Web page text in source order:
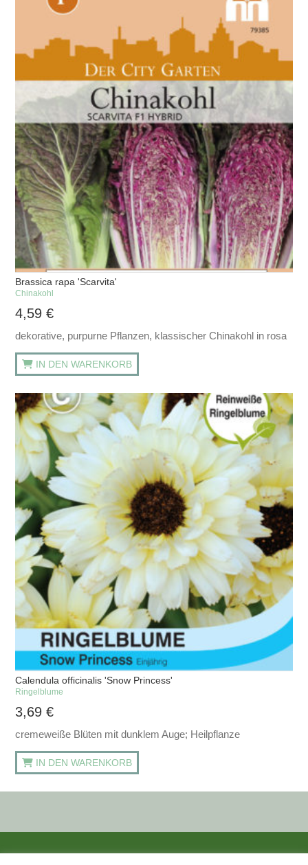
Brassica rapa 'Scarvita'
Chinakohl
4,59€
dekorative, purpurne Pflanzen, klassischer Chinakohl in rosa
IN DEN WARENKORB
Calendula officinalis 'Snow Princess'
Ringelblume
3,69€
cremeweiße Blüten mit dunklem Auge; Heilpflanze
IN DEN WARENKORB